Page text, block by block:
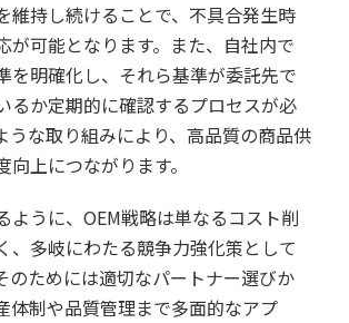
維持し続けることで、不具合発生時
が可能となります。また、自社内で
を明確化し、それら基準が委託先で
るか定期的に確認するプロセスが必
うな取り組みにより、高品質の商品供
上につながります。
ように、OEM戦略は単なるコスト削
、多岐にわたる競争力強化策として
のためには適切なパートナー選びか
体制や品質管理まで多面的なアプ